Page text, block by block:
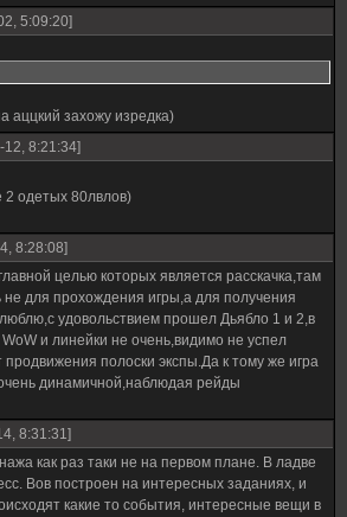
5:09:20]
аццкий захожу изредка)
12, 8:21:34]
2 одетых 80лвлов)
8:28:08]
целью которых является расскачка,там
для прохождения игры,а для получения
удовольствием прошел Дьябло 1 и 2,в
и линейки не очень,видимо не успел
продвижения полоски экспы.Да к тому же игра
динамичной,наблюдая рейды
8:31:31]
как раз таки не на первом плане. В ладве
Вов построен на интересных заданиях, и
какие то события, интересные вещи в